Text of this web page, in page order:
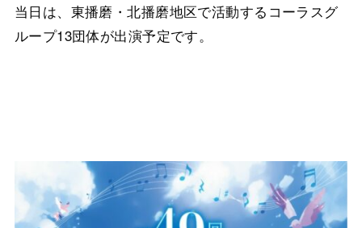
当日は、東播磨・北播磨地区で活動するコーラスグ
ループ13団体が出演予定です。